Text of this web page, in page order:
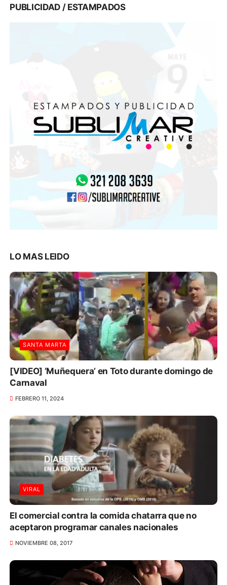
PUBLICIDAD / ESTAMPADOS
LO MAS LEIDO
SANTA MARTA
[VIDEO] ‘Muñequera’ en Toto durante domingo de
Carnaval
FEBRERO 11, 2024
VIRAL
El comercial contra la comida chatarra que no
aceptaron programar canales nacionales
NOVIEMBRE 08, 2017